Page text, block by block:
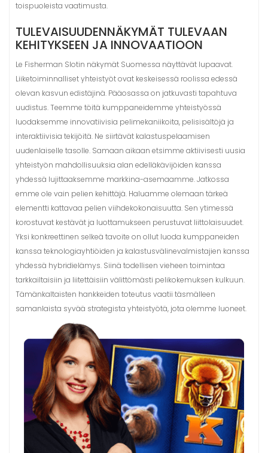
toispuoleista vaatimusta.
TULEVAISUUDENNÄKYMÄT TULEVAAN
KEHITYKSEEN JA INNOVAATIOON
Le Fisherman Slotin näkymät Suomessa näyttävät lupaavat.
Liiketoiminnalliset yhteistyöt ovat keskeisessä roolissa edessä
olevan kasvun edistäjinä. Pääosassa on jatkuvasti tapahtuva
uudistus. Teemme töitä kumppaneidemme yhteistyössä
luodaksemme innovatiivisia pelimekaniikoita, pelisisältöjä ja
interaktiivisia tekijöitä. Ne siirtävät kalastuspelaamisen
uudenlaiselle tasolle. Samaan aikaan etsimme aktiivisesti uusia
yhteistyön mahdollisuuksia alan edelläkävijöiden kanssa
yhdessä lujittaaksemme markkina-asemaamme. Jatkossa
emme ole vain pelien kehittäjä. Haluamme olemaan tärkeä
elementti kattavaa pelien viihdekokonaisuutta. Sen ytimessä
korostuvat kestävät ja luottamukseen perustuvat liittolaisuudet.
Yksi konkreettinen selkeä tavoite on ollut luoda kumppaneiden
kanssa teknologiayhtiöiden ja kalastusvälinevalmistajien kanssa
yhdessä hybridielämys. Siinä todellisen vieheen toimintaa
tarkkailtaisiin ja liitettäisiin välittömästi pelikokemuksen kulkuun.
Tämänkaltaisten hankkeiden toteutus vaatii täsmälleen
samanlaista syvää strategista yhteistyötä, jota olemme luoneet.